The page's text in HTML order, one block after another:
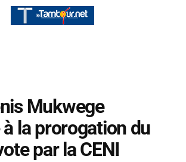
Mukwege
à la prorogation du
par la CENI